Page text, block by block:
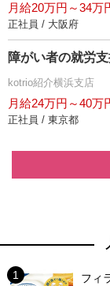
月給20万円～34万
正社員 / 大阪府
障がい者の就労
kotrio紹介横浜支店
月給24万円～40万
正社員 / 東京都
フィ